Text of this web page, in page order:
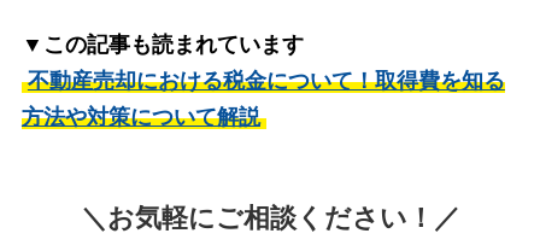
▼この記事も読まれています
不動産売却における税金について！取得費を知る
方法や対策について解説
＼お気軽にご相談ください！／